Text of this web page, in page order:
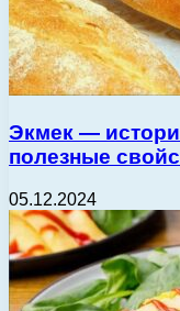
Экмек —
полезные
05.12.2024